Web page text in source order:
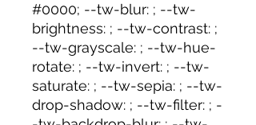
#0000; --tw-blur: ; --tw-
brightness: ; --tw-contrast: ;
--tw-grayscale: ; --tw-hue-
rotate: ; --tw-invert: ; --tw-
saturate: ; --tw-sepia: ; --tw-
drop-shadow: ; --tw-filter: ; -